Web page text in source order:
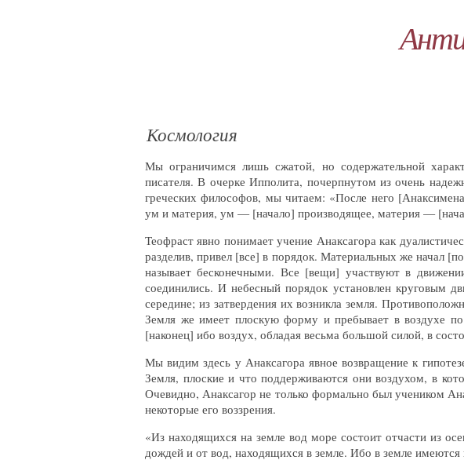
Космология
Мы ограничимся лишь сжатой, но содержательной
писателя. В очерке Ипполита, почерпнутом из очень
греческих философов, мы читаем: «После него
ум и материя, ум — [начало] производящее, материя —
Теофраст явно понимает учение Анаксагора как
разделив, привел [все] в порядок. Материальных же начал
называет бесконечными. Все [вещи] участвуют в
соединились. И небесный порядок установлен круговым
середине; из затвердения их возникла земля.
Земля же имеет плоскую форму и пребывает в воздухе
[наконец] ибо воздух, обладая весьма большой силой, в
Мы видим здесь у Анаксагора явное возвращение к
Земля, плоские и что поддерживаются они воздухом, в
Очевидно, Анаксагор не только формально был учеником
некоторые его воззрения.
«Из находящихся на земле вод море состоит отчасти из
дождей и от вод, находящихся в земле. Ибо в земле